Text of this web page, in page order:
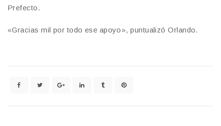
Prefecto.
«Gracias mil por todo ese apoyo», puntualizó Orlando.